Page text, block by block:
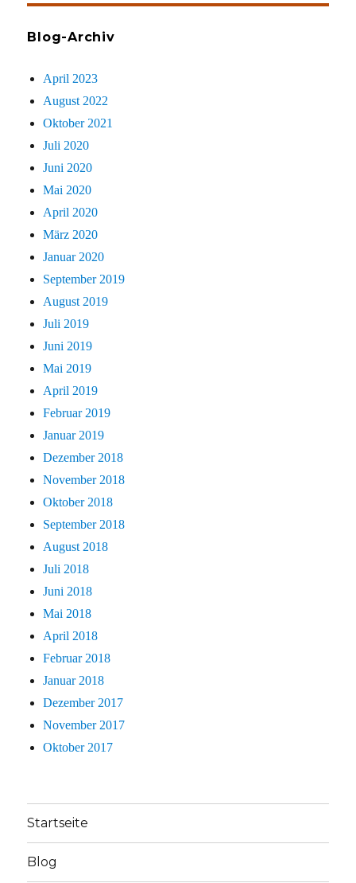
Blog-Archiv
April 2023
August 2022
Oktober 2021
Juli 2020
Juni 2020
Mai 2020
April 2020
März 2020
Januar 2020
September 2019
August 2019
Juli 2019
Juni 2019
Mai 2019
April 2019
Februar 2019
Januar 2019
Dezember 2018
November 2018
Oktober 2018
September 2018
August 2018
Juli 2018
Juni 2018
Mai 2018
April 2018
Februar 2018
Januar 2018
Dezember 2017
November 2017
Oktober 2017
Startseite
Blog